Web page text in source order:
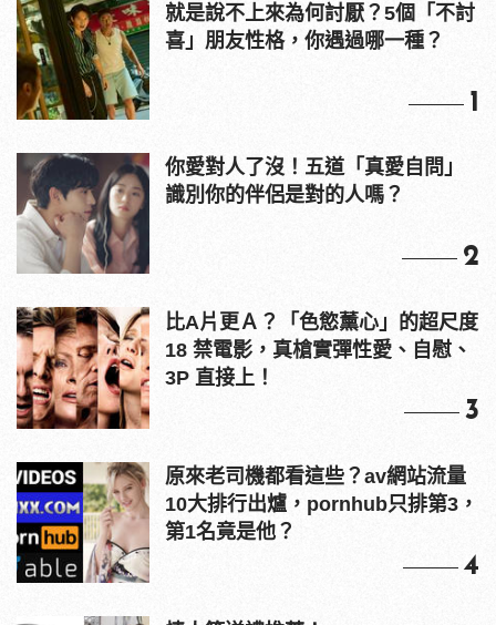
就是說不上來為何討厭？5個「不討
喜」朋友性格，你遇過哪一種？
1
你愛對人了沒！五道「真愛自問」
識別你的伴侶是對的人嗎？
2
比A片更Ａ？「色慾薰心」的超尺度
18 禁電影，真槍實彈性愛、自慰、
3P 直接上！
3
原來老司機都看這些？av網站流量
10大排行出爐，pornhub只排第3，
第1名竟是他？
4